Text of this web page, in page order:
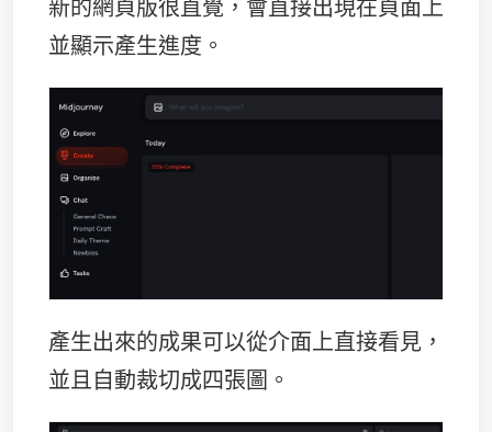
新的網頁版很直覺，會直接出現在頁面上
並顯示產生進度。
產生出來的成果可以從介面上直接看見，
並且自動裁切成四張圖。